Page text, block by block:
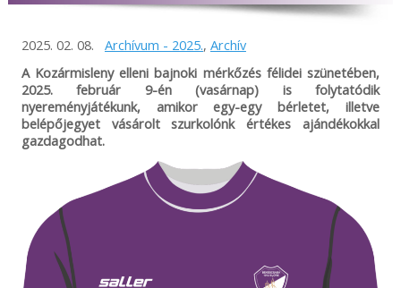
2025. 02. 08. Archívum - 2025., Archív
A Kozármisleny elleni bajnoki mérkőzés félidei szünetében,
2025. február 9-én (vasárnap) is folytatódik
nyereményjátékunk, amikor egy-egy bérletet, illetve
belépőjegyet vásárolt szurkolónk értékes ajándékokkal
gazdagodhat.